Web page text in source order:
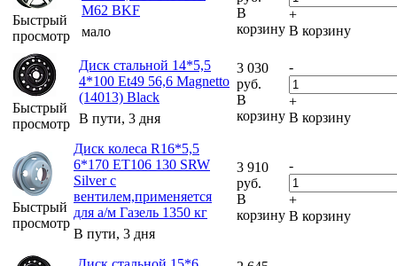
Быстрый
просмотр
M62 BKF
мало
В
корзину
+
В корзину
Быстрый
просмотр
Диск стальной 14*5,5
4*100 Et49 56,6 Magnetto
(14013) Black
В пути, 3 дня
3 030
руб.
В
корзину
-
+
В корзину
Быстрый
просмотр
Диск колеса R16*5,5
6*170 ET106 130 SRW
Silver с
вентилем,применяется
для а/м Газель 1350 кг
В пути, 3 дня
3 910
руб.
В
корзину
-
+
В корзину